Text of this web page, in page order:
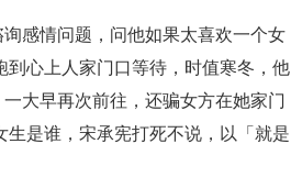
感情问题，问他如果太喜欢一个女
心上人家门口等待，时值寒冬，他
大早再次前往，还骗女方在她家门
是谁，宋承宪打死不说，以「就是